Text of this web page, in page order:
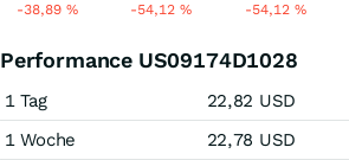
-38,89 % -54,12 % -54,12%
Performance US09174D1028
1 Tag 22,82 USD
1 Woche
22,78 USD